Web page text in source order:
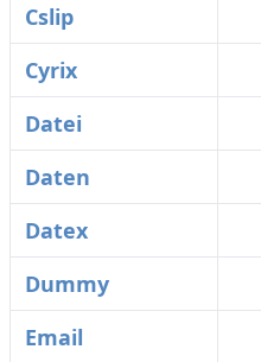
Cslip
Cyrix
Datei
Daten
Datex
Dummy
Email